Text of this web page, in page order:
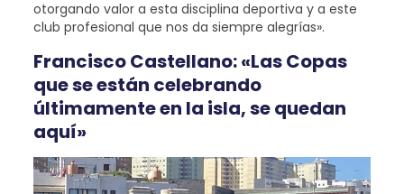
otorgando valor a esta disciplina deportiva y a este
club profesional que nos da siempre alegrías».
Francisco Castellano: «Las Copas
que se están celebrando
últimamente en la isla, se quedan
aquí»